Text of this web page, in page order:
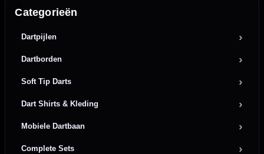
Categorieën
Dartpijlen
Dartborden
Soft Tip Darts
Dart Shirts & Kleding
Mobiele Dartbaan
Complete Sets